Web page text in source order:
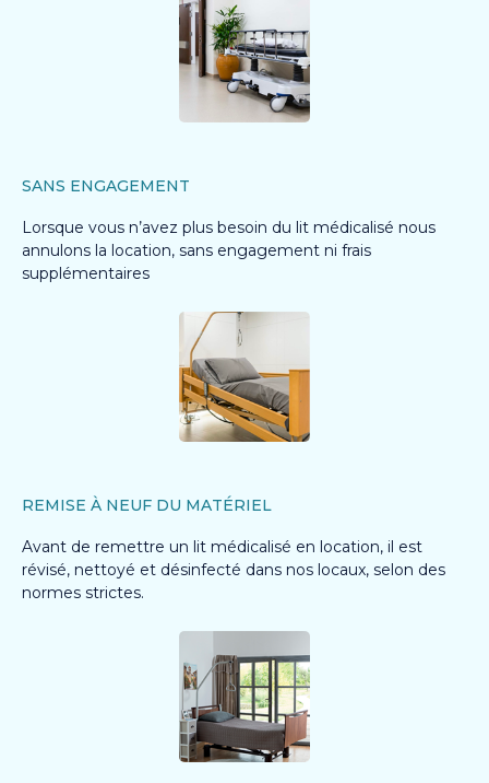
SANS ENGAGEMENT
Lorsque vous n’avez plus besoin du lit médicalisé nous
annulons la location, sans engagement ni frais
supplémentaires
REMISE À NEUF DU MATÉRIEL
Avant de remettre un lit médicalisé en location, il est
révisé, nettoyé et désinfecté dans nos locaux, selon des
normes strictes.